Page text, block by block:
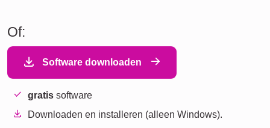
Of:
Software downloaden
gratis software
Downloaden en installeren (alleen Windows).